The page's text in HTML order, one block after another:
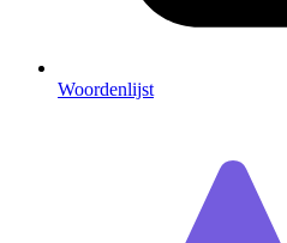
Woordenlijst